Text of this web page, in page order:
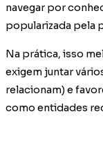
navegar por
popularizada pela
Na prática, isso
exigem juntar
relacionam) e
como entidades